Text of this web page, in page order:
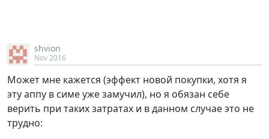
shvion
Nov 2016
Может мне кажется (эффект новой покупки, хотя я
эту аппу в симе уже замучил), но я обязан себе
верить при таких затратах и в данном случае это не
трудно: